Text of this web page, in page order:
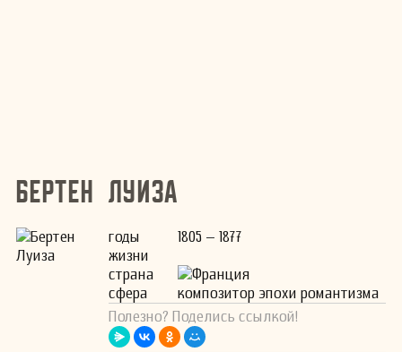
Бертен Луиза
годы
жизни
1805 – 1877
страна
Франция
сфера
композитор эпохи романтизма
Полезно? Поделись ссылкой!